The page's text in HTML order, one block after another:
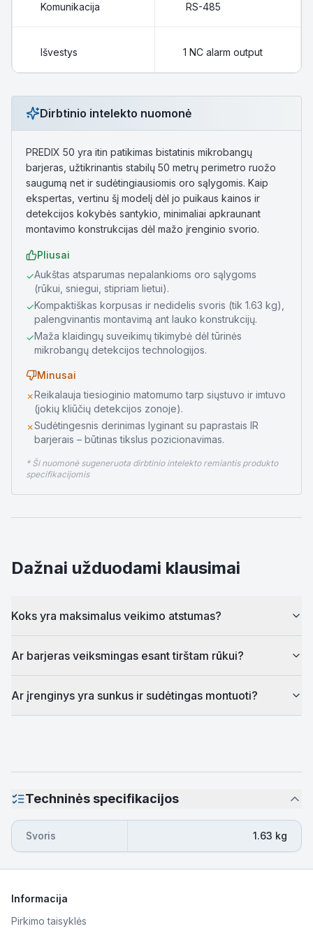
Komunikacija RS-485
Išvestys 1 NC alarm output
Dirbtinio intelekto nuomonė
PREDIX 50 yra itin patikimas bistatinis mikrobangų
barjeras, užtikrinantis stabilų 50 metrų perimetro ruožo
saugumą net ir sudėtingiausiomis oro sąlygomis. Kaip
ekspertas, vertinu šį modelį dėl jo puikaus kainos ir
detekcijos kokybės santykio, minimaliai apkraunant
montavimo konstrukcijas dėl mažo įrenginio svorio.
Pliusai
✓Aukštas atsparumas nepalankioms oro sąlygoms
(rūkui, sniegui, stipriam lietui).
✓Kompaktiškas korpusas ir nedidelis svoris (tik 1.63 kg),
palengvinantis montavimą ant lauko konstrukcijų.
✓Maža klaidingų suveikimų tikimybė dėl tūrinės
mikrobangų detekcijos technologijos.
Minusai
✗Reikalauja tiesioginio matomumo tarp siųstuvo ir imtuvo
(jokių kliūčių detekcijos zonoje).
✗Sudėtingesnis derinimas lyginant su paprastais IR
barjerais – būtinas tikslus pozicionavimas.
* Ši nuomonė sugeneruota dirbtinio intelekto remiantis produkto
specifikacijomis
Dažnai užduodami klausimai
Koks yra maksimalus veikimo atstumas?
Ar barjeras veiksmingas esant tirštam rūkui?
Ar įrenginys yra sunkus ir sudėtingas montuoti?
Techninės specifikacijos
Svoris 1.63 kg
Informacija
Pirkimo taisyklės